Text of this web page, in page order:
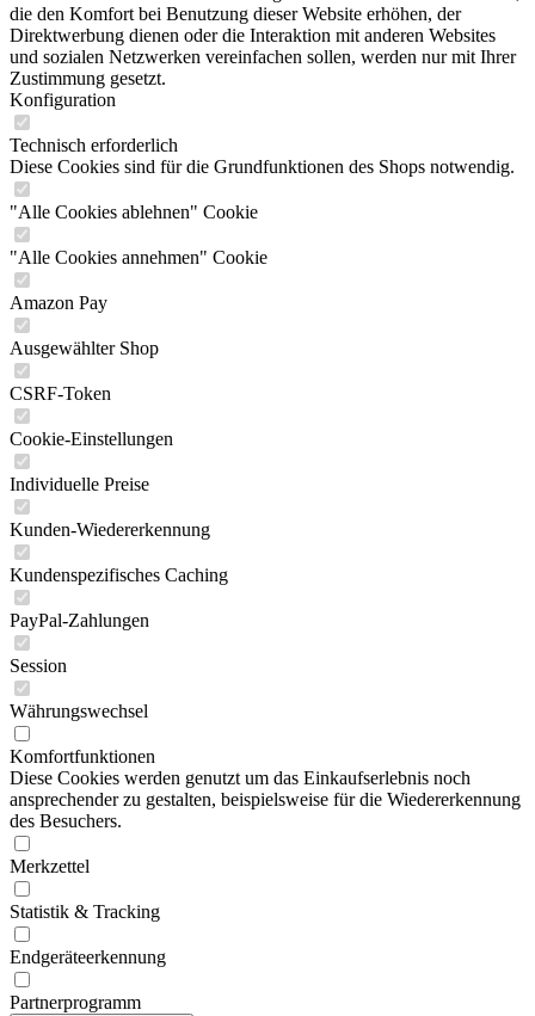
die den Komfort bei Benutzung dieser Website erhöhen, der
Direktwerbung dienen oder die Interaktion mit anderen Websites
und sozialen Netzwerken vereinfachen sollen, werden nur mit Ihrer
Zustimmung gesetzt.
Konfiguration
Technisch erforderlich
Diese Cookies sind für die Grundfunktionen des Shops notwendig.
"Alle Cookies ablehnen" Cookie
"Alle Cookies annehmen" Cookie
Amazon Pay
Ausgewählter Shop
CSRF-Token
Cookie-Einstellungen
Individuelle Preise
Kunden-Wiedererkennung
Kundenspezifisches Caching
PayPal-Zahlungen
Session
Währungswechsel
Komfortfunktionen
Diese Cookies werden genutzt um das Einkaufserlebnis noch
ansprechender zu gestalten, beispielsweise für die Wiedererkennung
des Besuchers.
Merkzettel
Statistik & Tracking
Endgeräteerkennung
Partnerprogramm